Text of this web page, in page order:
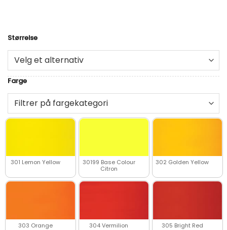
Størrelse
Farge
301 Lemon Yellow
30199 Base Colour
Citron
302 Golden Yellow
303 Orange 304 Vermilion 305 Bright Red
Alternative: